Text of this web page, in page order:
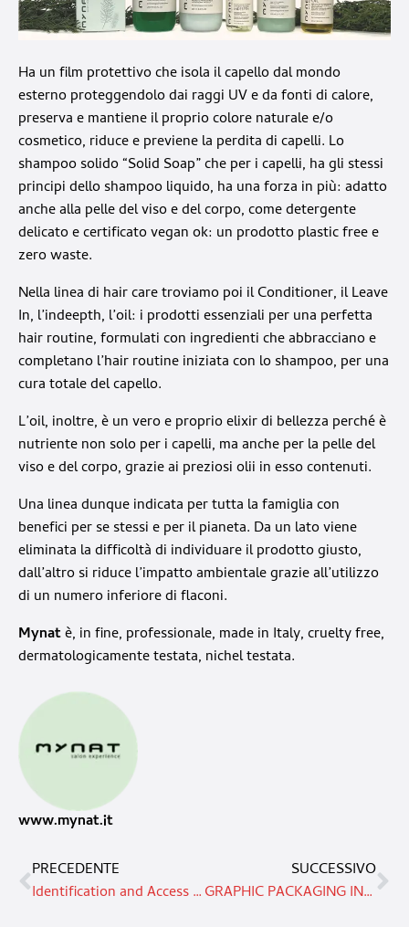
Ha un film protettivo che isola il capello dal mondo
esterno proteggendolo dai raggi UV e da fonti di calore,
preserva e mantiene il proprio colore naturale e/o
cosmetico, riduce e previene la perdita di capelli. Lo
shampoo solido “Solid Soap” che per i capelli, ha gli stessi
principi dello shampoo liquido, ha una forza in più: adatto
anche alla pelle del viso e del corpo, come detergente
delicato e certificato vegan ok: un prodotto plastic free e
zero waste.
Nella linea di hair care troviamo poi il Conditioner, il Leave
In, l’indeepth, l’oil: i prodotti essenziali per una perfetta
hair routine, formulati con ingredienti che abbracciano e
completano l’hair routine iniziata con lo shampoo, per una
cura totale del capello.
L’oil, inoltre, è un vero e proprio elixir di bellezza perché è
nutriente non solo per i capelli, ma anche per la pelle del
viso e del corpo, grazie ai preziosi olii in esso contenuti.
Una linea dunque indicata per tutta la famiglia con
benefici per se stessi e per il pianeta. Da un lato viene
eliminata la difficoltà di individuare il prodotto giusto,
dall’altro si riduce l’impatto ambientale grazie all’utilizzo
di un numero inferiore di flaconi.
Mynatè, in fine, professionale, made in Italy, cruelty free,
dermatologicamente testata, nichel testata.
www.mynat.it
PRECEDENTE
Identification and Access Management: soluzioni di safety e security per macchine e impianti
SUCCESSIVO
GRAPHIC PACKAGING INTERNATIONAL SI UNISCE A SMITHY MUSHROOMS